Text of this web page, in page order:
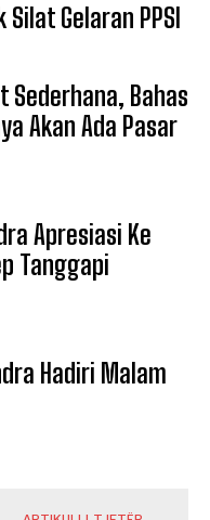
Gelaran PPSI
Sederhana, Bahas
Akan Ada Pasar
Apresiasi Ke
Tanggapi
Hadiri Malam